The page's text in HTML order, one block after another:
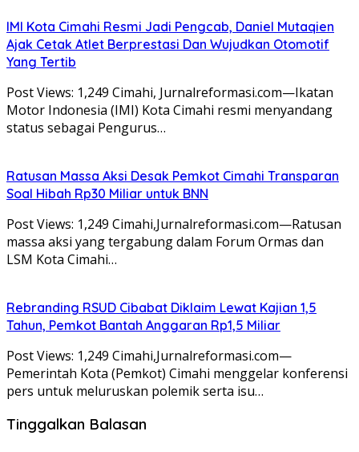
IMI Kota Cimahi Resmi Jadi Pengcab, Daniel Mutaqien
Ajak Cetak Atlet Berprestasi Dan Wujudkan Otomotif
Yang Tertib
Post Views: 1,249 Cimahi, Jurnalreformasi.com—Ikatan
Motor Indonesia (IMI) Kota Cimahi resmi menyandang
status sebagai Pengurus…
Ratusan Massa Aksi Desak Pemkot Cimahi Transparan
Soal Hibah Rp30 Miliar untuk BNN
Post Views: 1,249 Cimahi,Jurnalreformasi.com—Ratusan
massa aksi yang tergabung dalam Forum Ormas dan
LSM Kota Cimahi…
Rebranding RSUD Cibabat Diklaim Lewat Kajian 1,5
Tahun, Pemkot Bantah Anggaran Rp1,5 Miliar
Post Views: 1,249 Cimahi,Jurnalreformasi.com—
Pemerintah Kota (Pemkot) Cimahi menggelar konferensi
pers untuk meluruskan polemik serta isu…
Tinggalkan Balasan